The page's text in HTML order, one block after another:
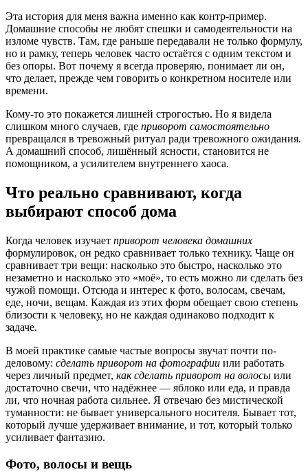
Эта история для меня важна именно как контр-пример.
Домашние способы не любят спешки и самодеятельности на
изломе чувств. Там, где раньше передавали не только формулу,
но и рамку, теперь человек часто остаётся с одним текстом и
без опоры. Вот почему я всегда проверяю, понимает ли он,
что делает, прежде чем говорить о конкретном носителе или
времени.
Кому-то это покажется лишней строгостью. Но я видела
слишком много случаев, где приворот самостоятельно
превращался в тревожный ритуал ради тревожного ожидания.
А домашний способ, лишённый ясности, становится не
помощником, а усилителем внутреннего хаоса.
Что реально сравнивают, когда
выбирают способ дома
Когда человек изучает приворот человека домашних
формулировок, он редко сравнивает только технику. Чаще он
сравнивает три вещи: насколько это быстро, насколько это
незаметно и насколько это «моё», то есть можно ли сделать без
чужой помощи. Отсюда и интерес к фото, волосам, свечам,
еде, ночи, вещам. Каждая из этих форм обещает свою степень
близости к человеку, но не каждая одинаково подходит к
задаче.
В моей практике самые частые вопросы звучат почти по-
деловому: сделать приворот на фотографии или работать
через личный предмет, как сделать приворот на волосы или
достаточно свечи, что надёжнее — яблоко или еда, и правда
ли, что ночная работа сильнее. Я отвечаю без мистической
туманности: не бывает универсального носителя. Бывает тот,
который лучше удерживает внимание, и тот, который только
усиливает фантазию.
Фото, волосы и вещь